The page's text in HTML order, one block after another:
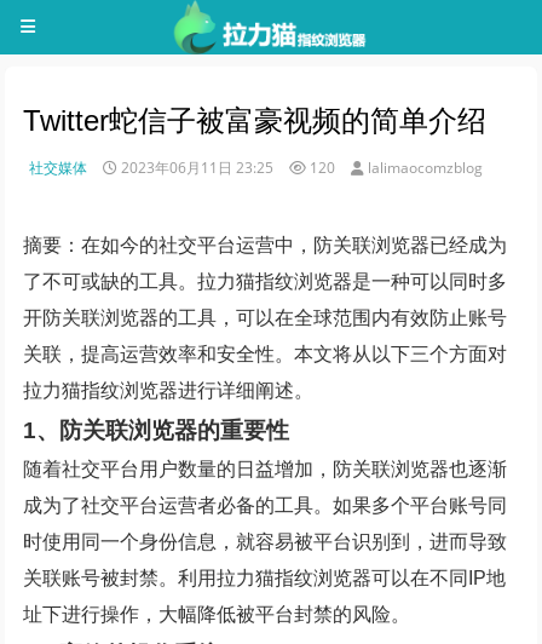
Twitter蛇信子被富豪视频的简单介绍
社交媒体 2023年06月11日 23:25 120 lalimaocomzblog
摘要：在如今的社交平台运营中，防关联浏览器已经成为
了不可或缺的工具。拉力猫指纹浏览器是一种可以同时多
开防关联浏览器的工具，可以在全球范围内有效防止账号
关联，提高运营效率和安全性。本文将从以下三个方面对
拉力猫指纹浏览器进行详细阐述。
1、防关联浏览器的重要性
随着社交平台用户数量的日益增加，防关联浏览器也逐渐
成为了社交平台运营者必备的工具。如果多个平台账号同
时使用同一个身份信息，就容易被平台识别到，进而导致
关联账号被封禁。利用拉力猫指纹浏览器可以在不同IP地
址下进行操作，大幅降低被平台封禁的风险。